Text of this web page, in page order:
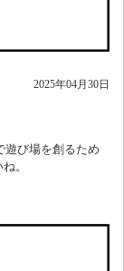
2025年04月30日
遊び場を創るため
。